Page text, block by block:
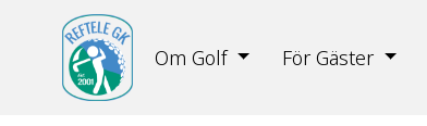
Om Golf För Gäster